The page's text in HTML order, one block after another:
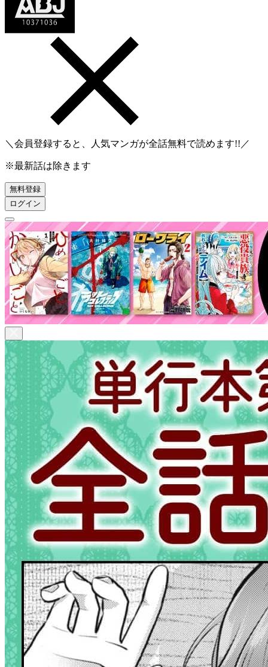
＼会員登録すると、人気マンガが全話無料で読めます!!／
※最新話は除きます
無料登録
ログイン